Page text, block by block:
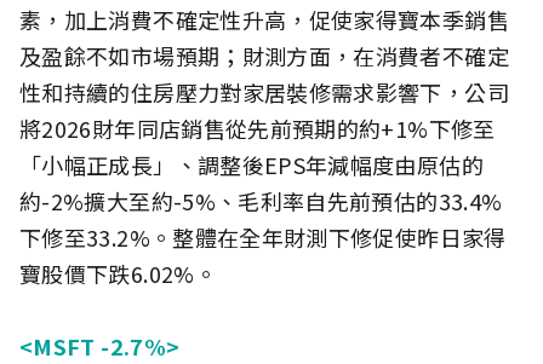
素，加上消費不確定性升高，促使家得寶本季銷售
及盈餘不如市場預期；財測方面，在消費者不確定
性和持續的住房壓力對家居裝修需求影響下，公司
將2026財年同店銷售從先前預期的約+1%下修至
「小幅正成長」、調整後EPS年減幅度由原估的
約-2%擴大至約-5%、毛利率自先前預估的33.4%
下修至33.2%。整體在全年財測下修促使昨日家得
寶股價下跌6.02%。
<MSFT -2.7%>